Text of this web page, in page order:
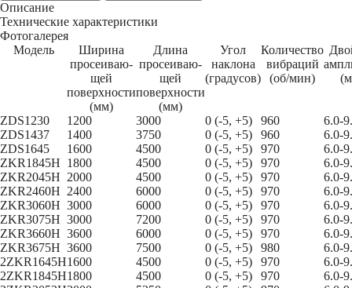
Описание
Технические характеристики
Фотогалерея
Модель
Ширина
просеиваю-
щей
поверхности
(мм)
Длина
просеиваю-
щей
поверхности
(мм)
Угол
наклона
(градусов)
Количество
вибраций
(об/мин)
ZDS1230 1200 3000 0 (-5, +5) 960
6.0-
ZDS1437
1400 3750 0 (-5, +5) 960
6.0-
ZDS1645
1600 4500 0 (-5, +5) 970
6.0-
ZKR1845H 1800 4500 0 (-5, +5) 970
6.0-
ZKR2045H 2000 4500 0 (-5, +5) 970
6.0-
ZKR2460H 2400 6000 0 (-5, +5) 970
6.0-
ZKR3060H 3000 6000 0 (-5, +5) 970
6.0-
ZKR3075H 3000 7200 0 (-5, +5) 970
6.0-
ZKR3660H 3600 6000 0 (-5, +5) 970
6.0-
ZKR3675H 3600 7500 0 (-5, +5) 980
6.0-
2ZKR1645H1600 4500 0 (-5, +5) 970
6.0-
2ZKR1845H1800 4500 0 (-5, +5) 970
6.0-